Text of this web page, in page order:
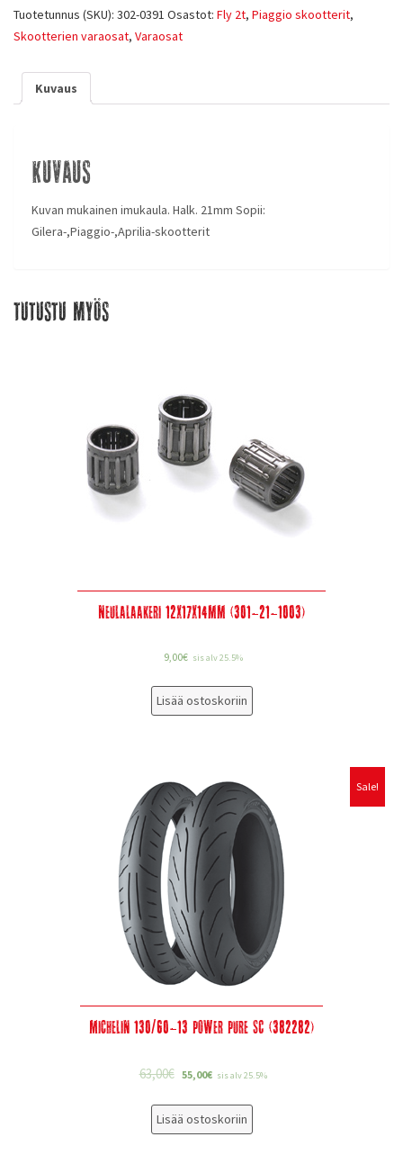
Tuotetunnus (SKU): 302-0391 Osastot: Fly 2t, Piaggio skootterit,
Skootterien varaosat, Varaosat
Kuvaus
Kuvaus
Kuvan mukainen imukaula. Halk. 21mm Sopii:
Gilera-,Piaggio-,Aprilia-skootterit
Tutustu myös
Neulalaakeri 12x17x14mm (301-21-1003)
9,00€ sis alv 25.5%
Lisää ostoskoriin
Sale!
Michelin 130/60-13 Power Pure SC (382282)
63,00€ 55,00€ sis alv 25.5%
Lisää ostoskoriin